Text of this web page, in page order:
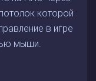
которой
в игре
мыши.